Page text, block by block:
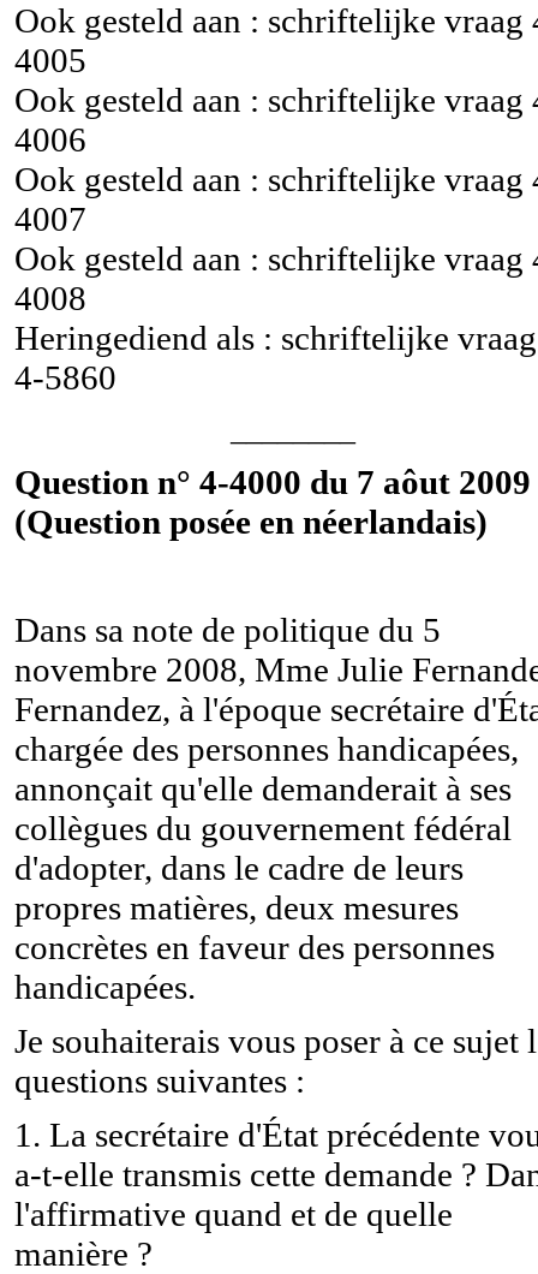
Ook gesteld aan : schriftelijke vraag
4005
Ook gesteld aan : schriftelijke vraag
4006
Ook gesteld aan : schriftelijke vraag
4007
Ook gesteld aan : schriftelijke vraag
4008
Heringediend als : schriftelijke vraag
4-5860
Question n° 4-4000 du 7 aôut
(Question posée en néerlandais)
Dans sa note de politique du 5
novembre 2008, Mme Julie
Fernandez, à l'époque secrétaire
chargée des personnes handicapées,
annonçait qu'elle demanderait à ses
collègues du gouvernement fédéral
d'adopter, dans le cadre de leurs
propres matières, deux mesures
concrètes en faveur des personnes
handicapées.
Je souhaiterais vous poser à ce sujet
questions suivantes :
1. La secrétaire d'État précédente
a-t-elle transmis cette demande ?
l'affirmative quand et de quelle
manière ?